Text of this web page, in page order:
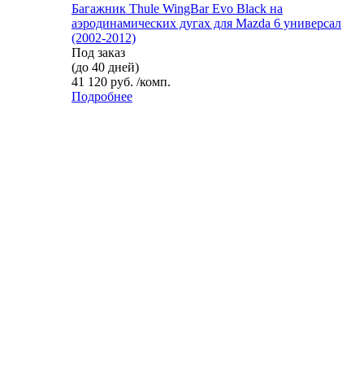
Багажник Thule WingBar Evo Black на
аэродинамических дугах для Mazda 6 универсал
(2002-2012)
Под заказ
(до 40 дней)
41 120 руб. /комп.
Подробнее